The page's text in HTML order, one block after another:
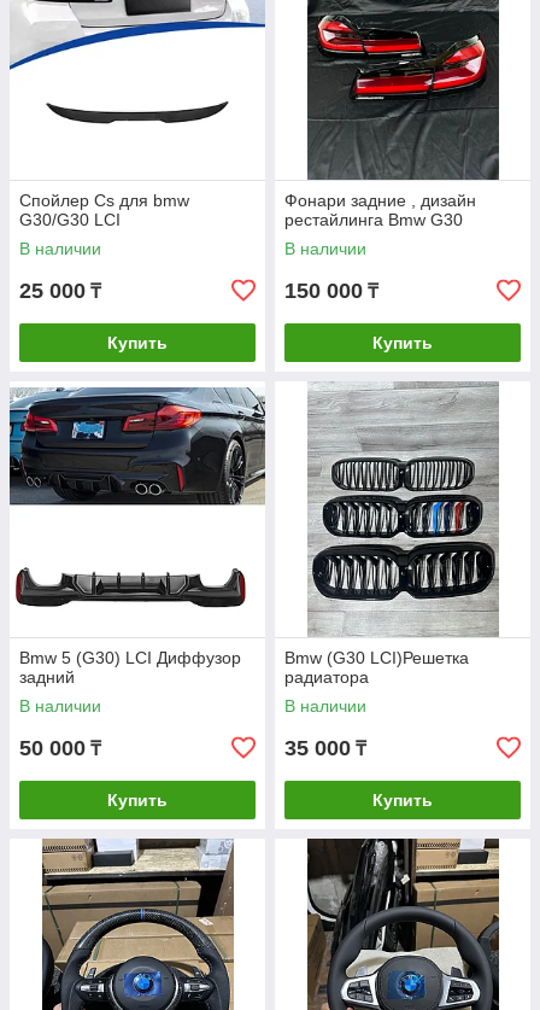
Спойлер Cs для bmw
G30/G30 LCI
В наличии
25 000 ₸
Купить
Фонари задние , дизайн
рестайлинга Bmw G30
В наличии
150 000 ₸
Купить
Bmw 5 (G30) LCI Диффузор
задний
В наличии
50 000 ₸
Купить
Bmw (G30 LCI)Решетка
радиатора
В наличии
35 000 ₸
Купить